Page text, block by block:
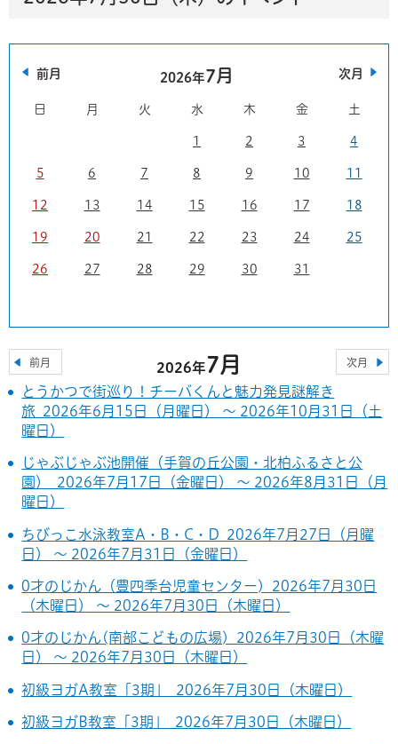
前月 2026年7月 次月
日 月 火 水 木 金 土
1 2 3 4
5 6 7 8 9 10 11
12 13 14 15 16 17 18
19 20 21 22 23 24 25
26 27 28 29 30 31
前月 2026年7月 次月
とうかつで街巡り！チーバくんと魅力発見謎解き
旅 2026年6月15日（月曜日） ～ 2026年10月31日（土
曜日）
じゃぶじゃぶ池開催（手賀の丘公園・北柏ふるさと公
園） 2026年7月17日（金曜日） ～ 2026年8月31日（月
曜日）
ちびっこ水泳教室A・B・C・D 2026年7月27日（月曜
日） ～ 2026年7月31日（金曜日）
0才のじかん（豊四季台児童センター) 2026年7月30日
（木曜日） ～ 2026年7月30日（木曜日）
0才のじかん(南部こどもの広場) 2026年7月30日（木曜
日） ～ 2026年7月30日（木曜日）
初級ヨガA教室「3期」 2026年7月30日（木曜日）
初級ヨガB教室「3期」 2026年7月30日（木曜日）